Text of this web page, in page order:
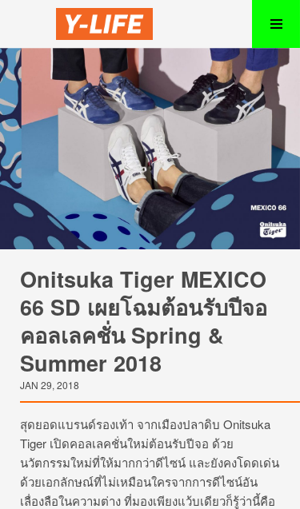
Onitsuka Tiger MEXICO
66 SD เผยโฉมต้อนรับปีจอ
คอลเลคชั่น Spring &
Summer 2018
JAN 29, 2018
สุดยอดแบรนด์รองเท้า จากเมืองปลาดิบ Onitsuka
Tiger เปิดคอลเลคชั่นใหม่ต้อนรับปีจอ ด้วย
นวัตกรรมใหม่ที่ให้มากกว่าดีไซน์ และยังคงโดดเด่น
ด้วยเอกลักษณ์ที่ไม่เหมือนใครจากการดีไซน์อัน
เลื่องลือในความต่าง ที่มองเพียงแว้บเดียวก็รู้ว่านี้คือ